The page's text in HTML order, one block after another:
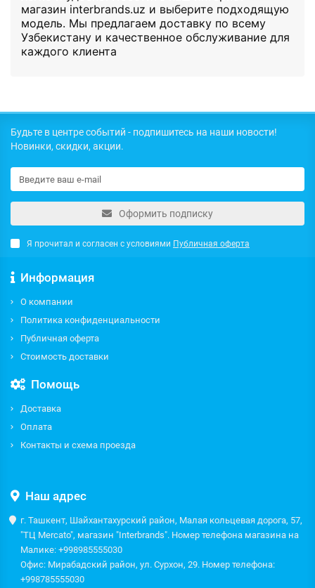
магазин interbrands.uz и выберите подходящую
модель. Мы предлагаем доставку по всему
Узбекистану и качественное обслуживание для
каждого клиента
Будьте в центре событий - подпишитесь на наши новости!
Новинки, скидки, акции.
Оформить подписку
Я прочитал и согласен с условиями Публичная оферта
Информация
О компании
Политика конфиденциальности
Публичная оферта
Стоимость доставки
Помощь
Доставка
Оплата
Контакты и схема проезда
Наш адрес
г. Ташкент, Шайхантахурский район, Малая кольцевая дорога, 57,
"ТЦ Mercato", магазин "Interbrands". Номер телефона магазина на
Малике: +998985555030
Офис: Мирабадский район, ул. Сурхон, 29. Номер телефона:
+998785555030